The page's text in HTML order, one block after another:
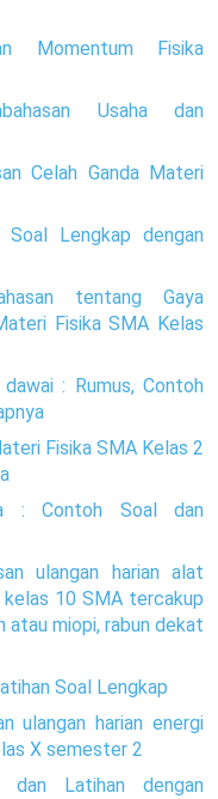
Momentum Fisika
Usaha dan
Celah Ganda Materi
Lengkap dengan
tentang Gaya
Fisika SMA Kelas
: Rumus, Contoh
Fisika SMA Kelas 2
: Contoh Soal dan
ulangan harian alat
10 SMA tercakup
atau miopi, rabun dekat
Soal Lengkap
ulangan harian energi
X semester 2
dan Latihan dengan